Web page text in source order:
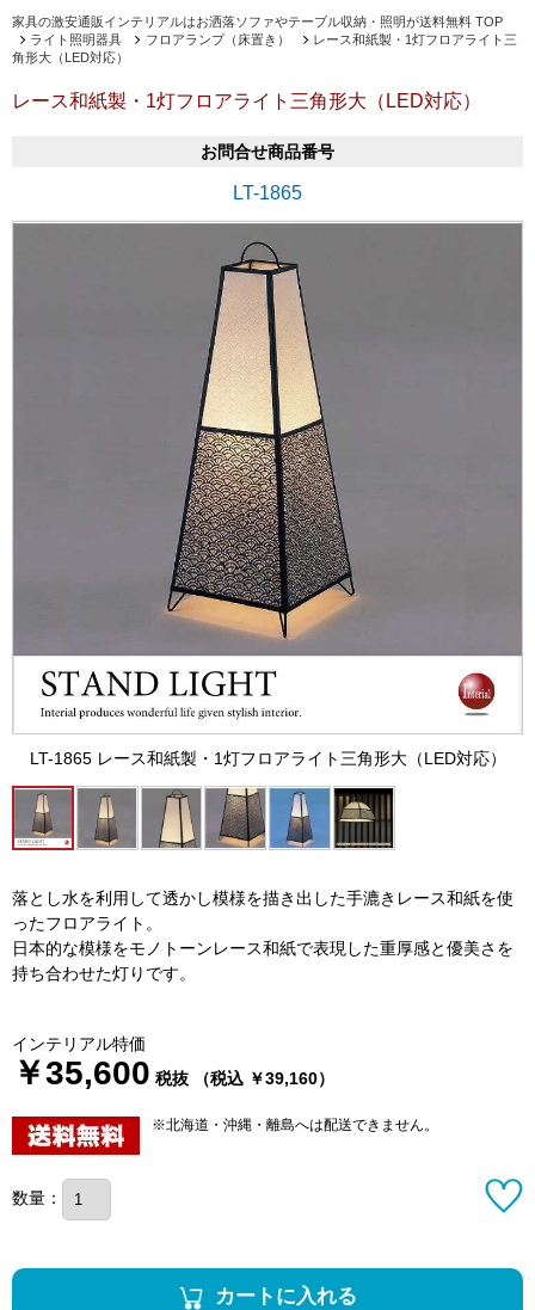
家具の激安通販インテリアルはお洒落ソファやテーブル収納・照明が送料無料 TOP
ライト照明器具
フロアランプ（床置き）
レース和紙製・1灯フロアライト三
角形大（LED対応）
レース和紙製・1灯フロアライト三角形大（LED対応）
お問合せ商品番号
LT-1865
LT-1865 レース和紙製・1灯フロアライト三角形大（LED対応）
落とし水を利用して透かし模様を描き出した手漉きレース和紙を使
ったフロアライト。
日本的な模様をモノトーンレース和紙で表現した重厚感と優美さを
持ち合わせた灯りです。
インテリアル特価
￥35,600 税抜 （税込 ￥39,160）
※北海道・沖縄・離島へは配送できません。
数量：
カートに入れる